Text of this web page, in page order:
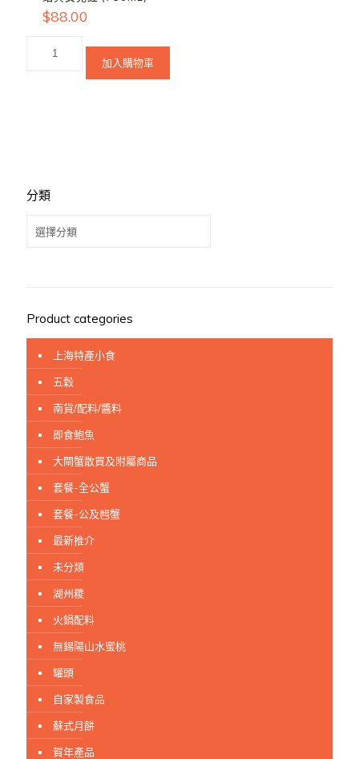
$88.00
加入購物車
分類
類
Product categories
上海特產小食
五穀
南貨/配料/醬料
即食鮑魚
大閘蟹散買及附屬商品
套餐-全公蟹
套餐-公及乸蟹
最新推介
未分顃
湖州糭
火鍋配料
無錫陽山水蜜桃
罐頭
自家製食品
蘇式月餅
賀年產品